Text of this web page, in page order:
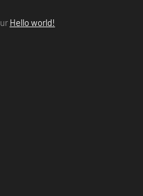
Hello world!